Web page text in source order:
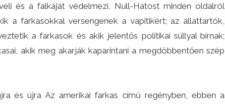
és a falkáját védelmezi, Null-Hatost minden oldalról
a farkasokkal versengenek a vapitikért; az állattartók,
a farkasok és akik jelentős politikai súllyal bírnak;
akik meg akarják kaparintani a megdöbbentően szép
és újra Az amerikai farkas című regényben, ebben a